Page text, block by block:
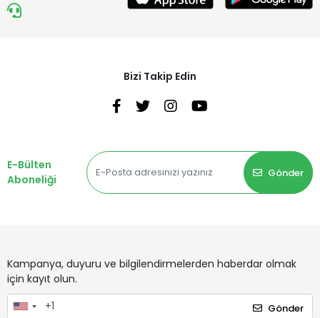
Bizi Takip Edin
E-Bülten
Aboneliği
Gönder
Kampanya, duyuru ve bilgilendirmelerden haberdar olmak
için kayıt olun.
Gönder